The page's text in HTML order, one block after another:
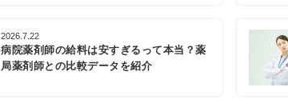
2026.7.22
病院薬剤師の給料は安すぎるって本当？薬
局薬剤師との比較データを紹介